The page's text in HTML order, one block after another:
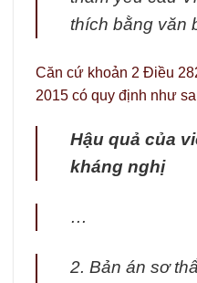
thích bằng văn
Căn cứ khoản 2 Điều
2015 có quy định như
Hậu quả của
kháng nghị
…
2. Bản án sơ